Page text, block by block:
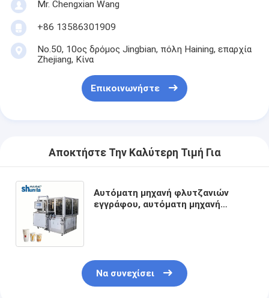
Mr. Chengxian Wang
+86 13586301909
No.50, 10ος δρόμος Jingbian, πόλη Haining, επαρχία
Zhejiang, Κίνα
Επικοινωνήστε
Αποκτήστε Την Καλύτερη Τιμή Για
Αυτόματη μηχανή φλυτζανιών
εγγράφου, αυτόματη μηχανή
Να συνεχίσει